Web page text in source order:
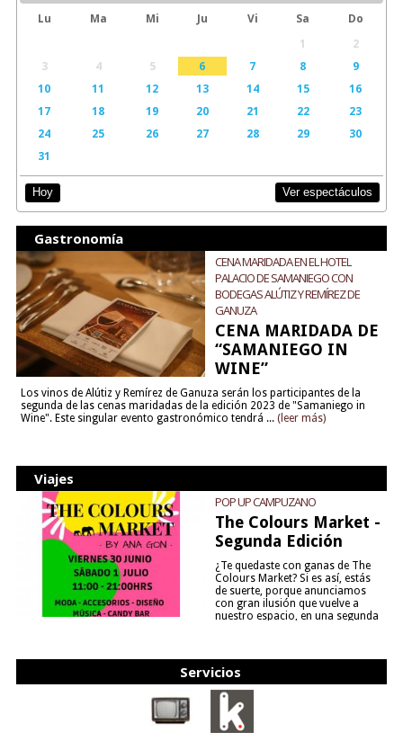
Lu Ma Mi Ju Vi Sa
Do
1
2
3
4 5 6 7 8
9
10
11 12 13 14 15
16
17
18 19 20 21 22
23
24
25 26 27 28 29
30
31
Hoy Ver espectáculos
Gastronomía
CENA MARIDADA EN EL HOTEL
PALACIO DE SAMANIEGO CON
BODEGAS ALÚTIZ Y REMÍREZ DE
GANUZA
CENA MARIDADA DE
“SAMANIEGO IN
WINE”
Los vinos de Alútiz y Remírez de Ganuza serán los participantes de la
segunda de las cenas maridadas de la edición 2023 de "Samaniego in
Wine". Este singular evento gastronómico tendrá ... (leer más)
Viajes
POP UP CAMPUZANO
The Colours Market -
Segunda Edición
¿Te quedaste con ganas de The
Colours Market? Si es así, estás
de suerte, porque anunciamos
con gran ilusión que vuelve a
nuestro espacio, en una segunda
Servicios